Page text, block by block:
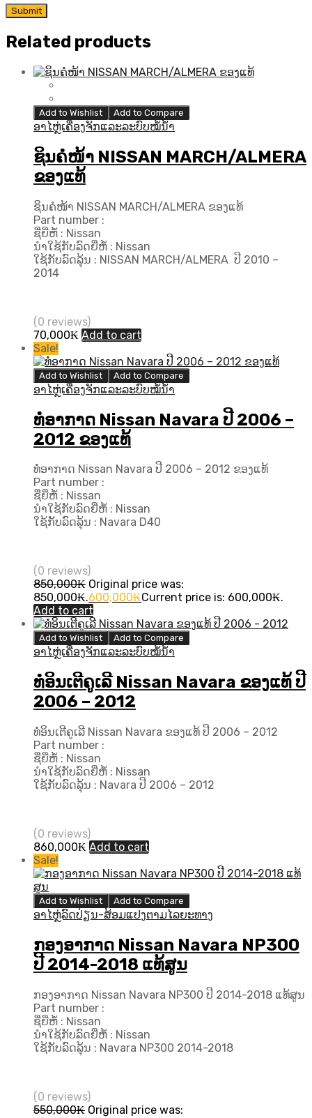
Related products
Add to Wishlist Add to Compare
ອາໄຫຼ່ເຄື່ອງຈັກແລະລະບົບໝໍ້ນ້ຳ
ຊິນຄໍໜ້າ NISSAN MARCH/ALMERA
ຂອງແທ້
ຊິນຄໍໜ້າ NISSAN MARCH/ALMERA ຂອງແທ້
Part number :
ຊື່ຍີ່ຫໍ້ : Nissan
ນຳໃຊ້ກັບລົດຍີ່ຫໍ້ : Nissan
ໃຊ້ກັບລົດລຸ້ນ : NISSAN MARCH/ALMERA ປີ 2010 –
2014
(0 reviews)
70,000₭ Add to cart
Sale!
Add to Wishlist Add to Compare
ອາໄຫຼ່ເຄື່ອງຈັກແລະລະບົບໝໍ້ນ້ຳ
ທໍ່ອາກາດ Nissan Navara ປີ 2006 –
2012 ຂອງແທ້
ທໍ່ອາກາດ Nissan Navara ປີ 2006 – 2012 ຂອງແທ້
Part number :
ຊື່ຍີ່ຫໍ້ : Nissan
ນຳໃຊ້ກັບລົດຍີ່ຫໍ້ : Nissan
ໃຊ້ກັບລົດລຸ້ນ : Navara D40
(0 reviews)
850,000₭ Original price was:
850,000₭.600,000₭Current price is: 600,000₭.
Add to cart
Add to Wishlist Add to Compare
ອາໄຫຼ່ເຄື່ອງຈັກແລະລະບົບໝໍ້ນ້ຳ
ທໍ່ອິນເຕີຄູເລີ Nissan Navara ຂອງແທ້ ປີ
2006 – 2012
ທໍ່ອິນເຕີຄູເລີ Nissan Navara ຂອງແທ້ ປີ 2006 – 2012
Part number :
ຊື່ຍີ່ຫໍ້ : Nissan
ນຳໃຊ້ກັບລົດຍີ່ຫໍ້ : Nissan
ໃຊ້ກັບລົດລຸ້ນ : Navara ປີ​ 2006 – 2012
(0 reviews)
860,000₭ Add to cart
Sale!
Add to Wishlist Add to Compare
ອາໄຫຼ່ລົດປ່ຽນ-ສ້ອມແປງຕາມໄລຍະທາງ
ກອງອາກາດ Nissan Navara NP300
ປີ 2014-2018 ແທ້ສູນ
ກອງອາກາດ Nissan Navara NP300 ປີ 2014-2018 ແທ້ສູນ
Part number :
ຊື່ຍີ່ຫໍ້ : Nissan
ນຳໃຊ້ກັບລົດຍີ່ຫໍ້ : Nissan
ໃຊ້ກັບລົດລຸ້ນ : Navara NP300 2014-2018
(0 reviews)
550,000₭ Original price was: